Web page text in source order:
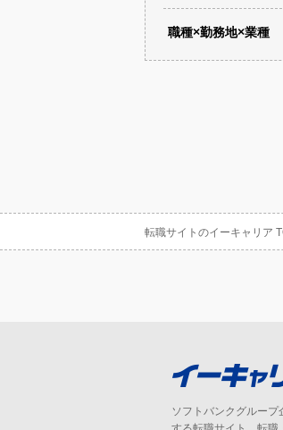
職種×勤務地×業種
転職サイトのイーキャリア
ソフトバンクグループ